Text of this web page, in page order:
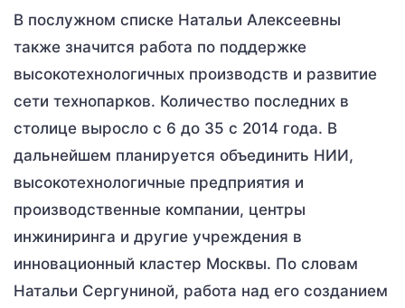
В послужном списке Натальи Алексеевны
также значится работа по поддержке
высокотехнологичных производств и развитие
сети технопарков. Количество последних в
столице выросло с 6 до 35 с 2014 года. В
дальнейшем планируется объединить НИИ,
высокотехнологичные предприятия и
производственные компании, центры
инжиниринга и другие учреждения в
инновационный кластер Москвы. По словам
Натальи Сергуниной, работа над его созданием